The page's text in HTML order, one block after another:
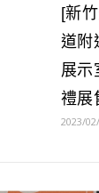
[新
道附
展示
禮展
2023/